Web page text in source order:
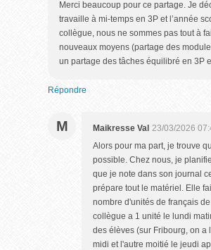
Merci beaucoup pour ce partage. Je
travaille à mi-temps en 3P et l’année
collègue, nous ne sommes pas tout à
nouveaux moyens (partage des
un partage des tâches équilibré en 3P
Répondre
M Maikresse Val 23/03/2026
Alors pour ma part, je trouve
possible. Chez nous, je
que je note dans son journal
prépare tout le matériel. Elle
nombre d'unités de français
collègue a 1 unité le lundi
des élèves (sur Fribourg, on
midi et l'autre moitié le jeudi